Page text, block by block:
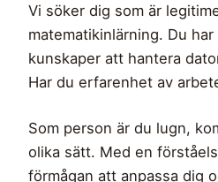
Vi söker dig som är
matematikinlärning. Du
kunskaper att hantera
Har du erfarenhet av
Som person är du lugn,
olika sätt. Med en
förmågan att anpassa dig